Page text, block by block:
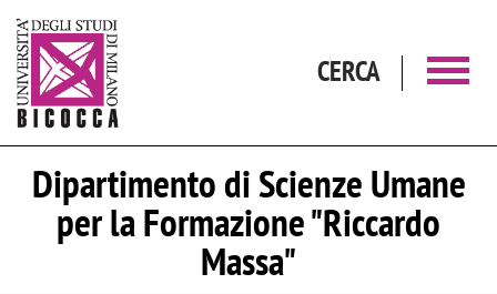
CERCA
Dipartimento di Scienze Umane
per la Formazione "Riccardo
Massa"